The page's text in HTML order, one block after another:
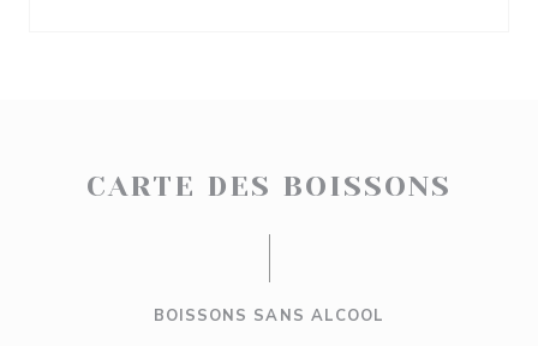
CARTE DES BOISSONS
BOISSONS SANS ALCOOL